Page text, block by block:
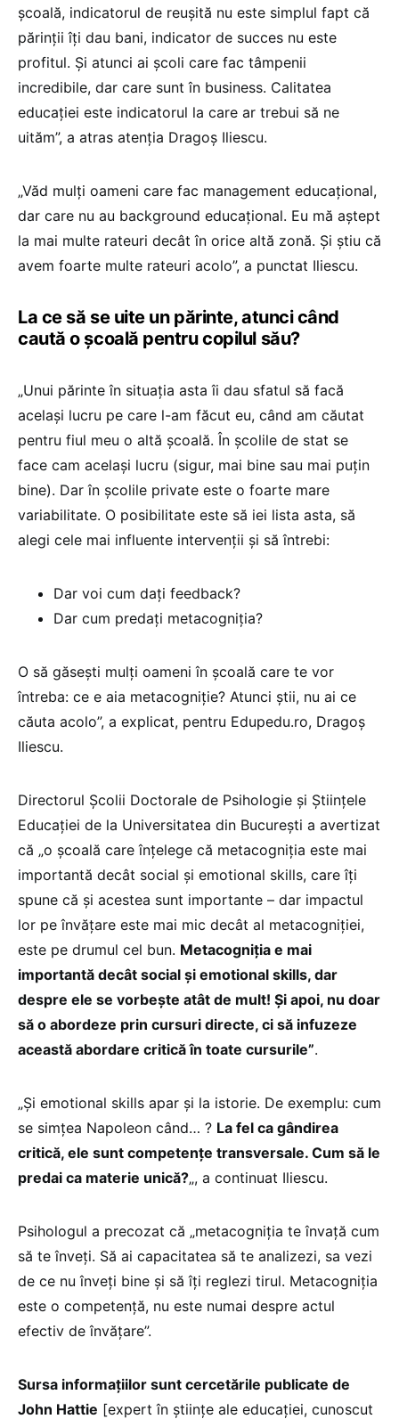
școală, indicatorul de reușită nu este simplul fapt că
părinții îți dau bani, indicator de succes nu este
profitul. Și atunci ai școli care fac tâmpenii
incredibile, dar care sunt în business. Calitatea
educației este indicatorul la care ar trebui să ne
uităm”, a atras atenția Dragoș Iliescu.
„Văd mulți oameni care fac management educațional,
dar care nu au background educațional. Eu mă aștept
la mai multe rateuri decât în orice altă zonă. Și știu că
avem foarte multe rateuri acolo”, a punctat Iliescu.
La ce să se uite un părinte, atunci când
caută o școală pentru copilul său?
„Unui părinte în situația asta îi dau sfatul să facă
același lucru pe care l-am făcut eu, când am căutat
pentru fiul meu o altă școală. În școlile de stat se
face cam același lucru (sigur, mai bine sau mai puțin
bine). Dar în școlile private este o foarte mare
variabilitate. O posibilitate este să iei lista asta, să
alegi cele mai influente intervenții și să întrebi:
Dar voi cum dați feedback?
Dar cum predați metacogniția?
O să găsești mulți oameni în școală care te vor
întreba: ce e aia metacogniție? Atunci știi, nu ai ce
căuta acolo”, a explicat, pentru Edupedu.ro, Dragoș
Iliescu.
Directorul Școlii Doctorale de Psihologie și Științele
Educației de la Universitatea din București a avertizat
că „o școală care înțelege că metacogniția este mai
importantă decât social și emotional skills, care îți
spune că și acestea sunt importante – dar impactul
lor pe învățare este mai mic decât al metacogniției,
este pe drumul cel bun. Metacogniția e mai
importantă decât social și emotional skills, dar
despre ele se vorbește atât de mult! Și apoi, nu doar
să o abordeze prin cursuri directe, ci să infuzeze
această abordare critică în toate cursurile”.
„Și emotional skills apar și la istorie. De exemplu: cum
se simțea Napoleon când… ? La fel ca gândirea
critică, ele sunt competențe transversale. Cum să le
predai ca materie unică?„, a continuat Iliescu.
Psihologul a precozat că „metacogniția te învață cum
să te înveți. Să ai capacitatea să te analizezi, sa vezi
de ce nu înveți bine și să îți reglezi tirul. Metacogniția
este o competență, nu este numai despre actul
efectiv de învățare”.
Sursa informațiilor sunt cercetările publicate de
John Hattie [expert în științe ale educației, cunoscut